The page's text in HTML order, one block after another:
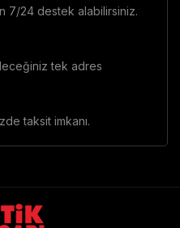
7/24 destek alabilirsiniz.
tek adres
taksit imkanı.